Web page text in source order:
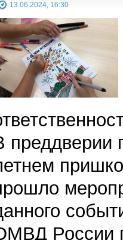
13.06.2024, 16:30
преддверии
России